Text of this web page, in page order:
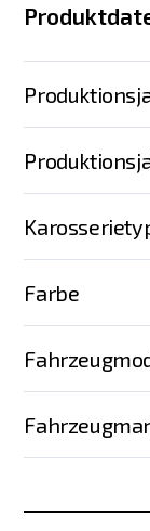
Farbe